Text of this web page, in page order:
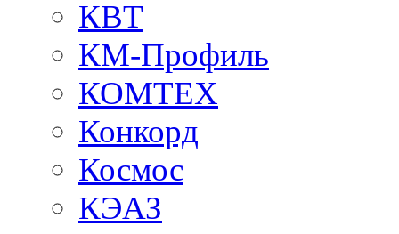
КВТ
КМ-Профиль
КОМТЕХ
Конкорд
Космос
КЭАЗ